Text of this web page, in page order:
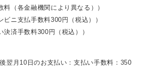
料（各金融機関により異なる））
ビニ支払手数料300円（税込））
決済手数料300円（税込））
翌月10日のお支払い：支払い手数料：350